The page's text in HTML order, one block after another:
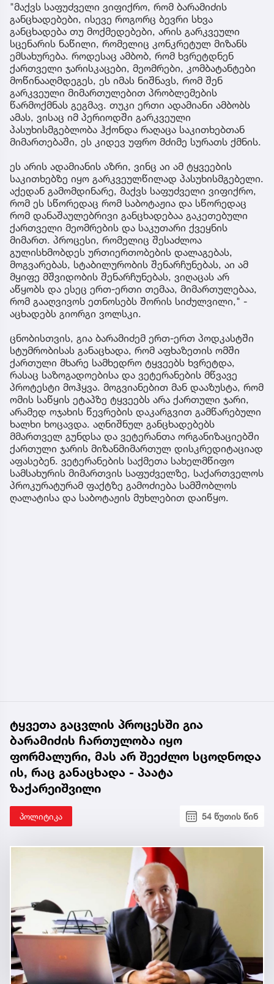
"მაქვს საფუძველი ვიფიქრო, რომ ბარამიძის
განცხადებები, ისევე როგორც ბევრი სხვა
განცხადება თუ მოქმედებები, არის გარკვეული
სცენარის ნაწილი, რომელიც კონკრეტულ მიზანს
ემსახურება. როდესაც ამბობ, რომ ხვრეტდნენ
ქართველი ჯარისკაცები, მეომრები, კომბატანტები
მოწინააღმდეგეს, ეს იმას ნიშნავს, რომ შენ
გარკვეული მიმართულებით პრობლემების
წარმოქმნას გეგმავ. თუკი ერთი ადამიანი ამბობს
ამას, ვისაც იმ პერიოდში გარკვეული
პასუხისმგებლობა ჰქონდა რაღაცა საკითხებთან
მიმართებაში, ეს კიდევ უფრო მძიმე სურათს ქმნის.
ეს არის ადამიანის აზრი, ვინც აი ამ ტყვეების
საკითხებზე იყო გარკვეულწილად პასუხისმგებელი.
აქედან გამომდინარე, მაქვს საფუძველი ვიფიქრო,
რომ ეს სწორედაც რომ საბოტაჟია და სწორედაც
რომ დანაშაულებრივი განცხადებაა გაკეთებული
ქართველი მეომრების და საკუთარი ქვეყნის
მიმართ. პროცესი, რომელიც შესაძლოა
გულისხმობდეს ურთიერთობების დალაგებას,
მოგვარებას, სტაბილურობის შენარჩუნებას, აი ამ
მყიფე მშვიდობის შენარჩუნებას, ვიღაცას არ
აწყობს და ესეც ერთ-ერთი თემაა, მიმართულებაა,
რომ გააღვივოს ეთნოსებს შორის სიძულვილი," -
აცხადებს გიორგი ვოლსკი.
ცნობისთვის, გია ბარამიძემ ერთ-ერთ პოდკასტში
სტუმრობისას განაცხადა, რომ აფხაზეთის ომში
ქართული მხარე სამხედრო ტყვეებს ხვრეტდა,
რასაც საზოგადოებისა და ვეტერანების მწვავე
პროტესტი მოჰყვა. მოგვიანებით მან დააზუსტა, რომ
ომის საწყის ეტაპზე ტყვეებს არა ქართული ჯარი,
არამედ ოჯახის წევრების დაკარგვით გამწარებული
ხალხი ხოცავდა. აღნიშნულ განცხადებებს
მმართველ გუნდსა და ვეტერანთა ორგანიზაციებში
ქართული ჯარის მიზანმიმართულ დისკრედიტაციად
აფასებენ. ვეტერანების საქმეთა სახელმწიფო
სამსახურის მიმართვის საფუძველზე, საქართველოს
პროკურატურამ ფაქტზე გამოძიება სამშობლოს
ღალატისა და საბოტაჟის მუხლებით დაიწყო.
ტყვეთა გაცვლის პროცესში გია
ბარამიძის ჩართულობა იყო
ფორმალური, მას არ შეეძლო სცოდნოდა
ის, რაც განაცხადა - პაატა
ზაქარეიშვილი
პოლიტიკა 54 წუთის წინ